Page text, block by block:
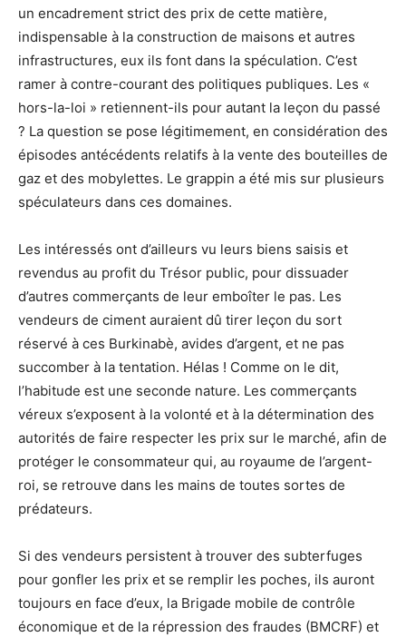
un encadrement strict des prix de cette matière,
indispensable à la construction de maisons et autres
infrastructures, eux ils font dans la spéculation. C’est
ramer à contre-courant des politiques publiques. Les «
hors-la-loi » retiennent-ils pour autant la leçon du passé
? La question se pose légitimement, en considération des
épisodes antécédents relatifs à la vente des bouteilles de
gaz et des mobylettes. Le grappin a été mis sur plusieurs
spéculateurs dans ces domaines.
Les intéressés ont d’ailleurs vu leurs biens saisis et
revendus au profit du Trésor public, pour dissuader
d’autres commerçants de leur emboîter le pas. Les
vendeurs de ciment auraient dû tirer leçon du sort
réservé à ces Burkinabè, avides d’argent, et ne pas
succomber à la tentation. Hélas ! Comme on le dit,
l’habitude est une seconde nature. Les commerçants
véreux s’exposent à la volonté et à la détermination des
autorités de faire respecter les prix sur le marché, afin de
protéger le consommateur qui, au royaume de l’argent-
roi, se retrouve dans les mains de toutes sortes de
prédateurs.
Si des vendeurs persistent à trouver des subterfuges
pour gonfler les prix et se remplir les poches, ils auront
toujours en face d’eux, la Brigade mobile de contrôle
économique et de la répression des fraudes (BMCRF) et